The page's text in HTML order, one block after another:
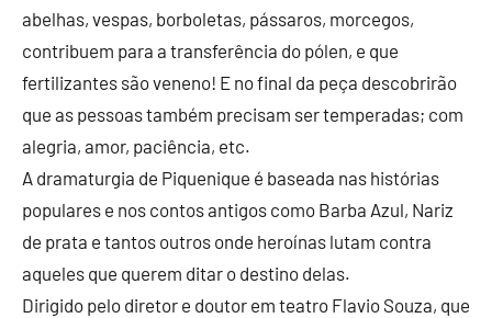
abelhas, vespas, borboletas, pássaros, morcegos,
contribuem para a transferência do pólen, e que
fertilizantes são veneno! E no final da peça descobrirão
que as pessoas também precisam ser temperadas; com
alegria, amor, paciência, etc.
A dramaturgia de Piquenique é baseada nas histórias
populares e nos contos antigos como Barba Azul, Nariz
de prata e tantos outros onde heroínas lutam contra
aqueles que querem ditar o destino delas.
Dirigido pelo diretor e doutor em teatro Flavio Souza, que